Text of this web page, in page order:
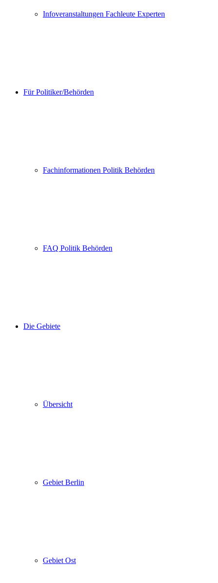
Infoveranstaltungen Fachleute Experten
Für Politiker/Behörden
Fachinformationen Politik Behörden
FAQ Politik Behörden
Die Gebiete
Übersicht
Gebiet Berlin
Gebiet Ost